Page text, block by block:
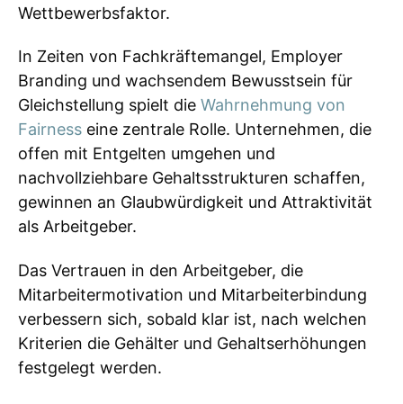
Wettbewerbsfaktor.
In Zeiten von Fachkräftemangel, Employer
Branding und wachsendem Bewusstsein für
Gleichstellung spielt die Wahrnehmung von
Fairness eine zentrale Rolle. Unternehmen, die
offen mit Entgelten umgehen und
nachvollziehbare Gehaltsstrukturen schaffen,
gewinnen an Glaubwürdigkeit und Attraktivität
als Arbeitgeber.
Das Vertrauen in den Arbeitgeber, die
Mitarbeitermotivation und Mitarbeiterbindung
verbessern sich, sobald klar ist, nach welchen
Kriterien die Gehälter und Gehaltserhöhungen
festgelegt werden.